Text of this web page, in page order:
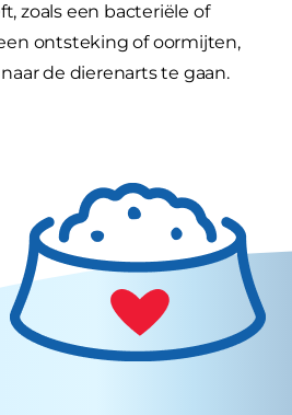
zoals een bacteriële of
ontsteking of oormijten,
de dierenarts te gaan.